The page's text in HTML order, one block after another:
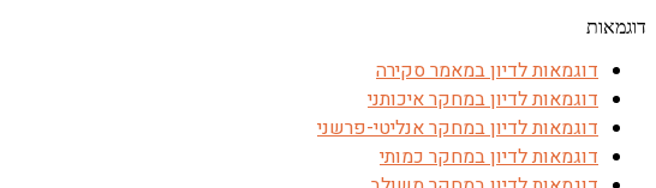
דוגמאות
דוגמאות לדיון במאמר סקירה
דוגמאות לדיון במחקר איכותני
דוגמאות לדיון במחקר אנליטי-פרשני
דוגמאות לדיון במחקר כמותי